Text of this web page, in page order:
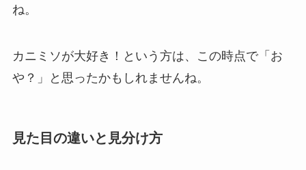
ね。
カニミソが大好き！という方は、この時点で「お
や？」と思ったかもしれませんね。
見た目の違いと見分け方